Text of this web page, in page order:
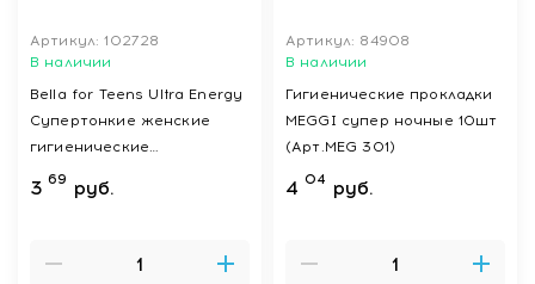
Артикул: 102728
В наличии
Bella for Teens Ultra Energy
Супертонкие женские
гигиенические
впитывающие
ароматизированные
3 69 руб.
Артикул: 84908
В наличии
Гигиенические прокладки
MEGGI супер ночные 10шт
(Арт.MEG 301)
4 04 руб.